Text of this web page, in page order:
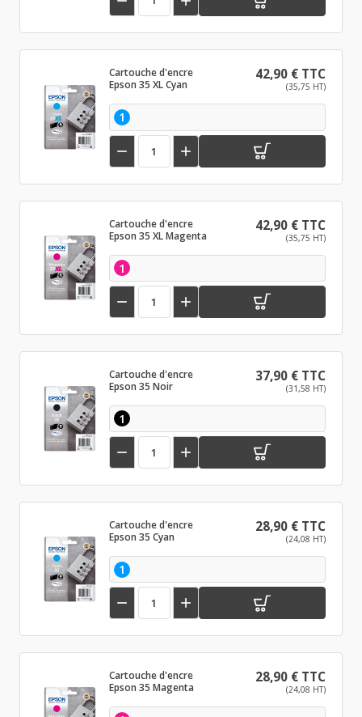
Cartouche d'encre
Epson 35 XL Cyan
42,90 € TTC
(35,75 HT)
1
 
Cartouche d'encre
Epson 35 XL Magenta
42,90 € TTC
(35,75 HT)
1
 
Cartouche d'encre
Epson 35 Noir
37,90 € TTC
(31,58 HT)
1
 
Cartouche d'encre
Epson 35 Cyan
28,90 € TTC
(24,08 HT)
1
 
Cartouche d'encre
Epson 35 Magenta
28,90 € TTC
(24,08 HT)